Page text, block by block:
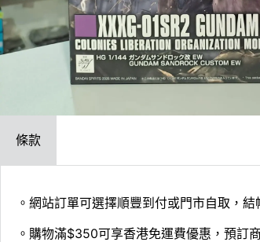
條款
。網站訂單可選擇順豐到付或門市自取，
。購物滿$350可享香港免運費優惠，預訂